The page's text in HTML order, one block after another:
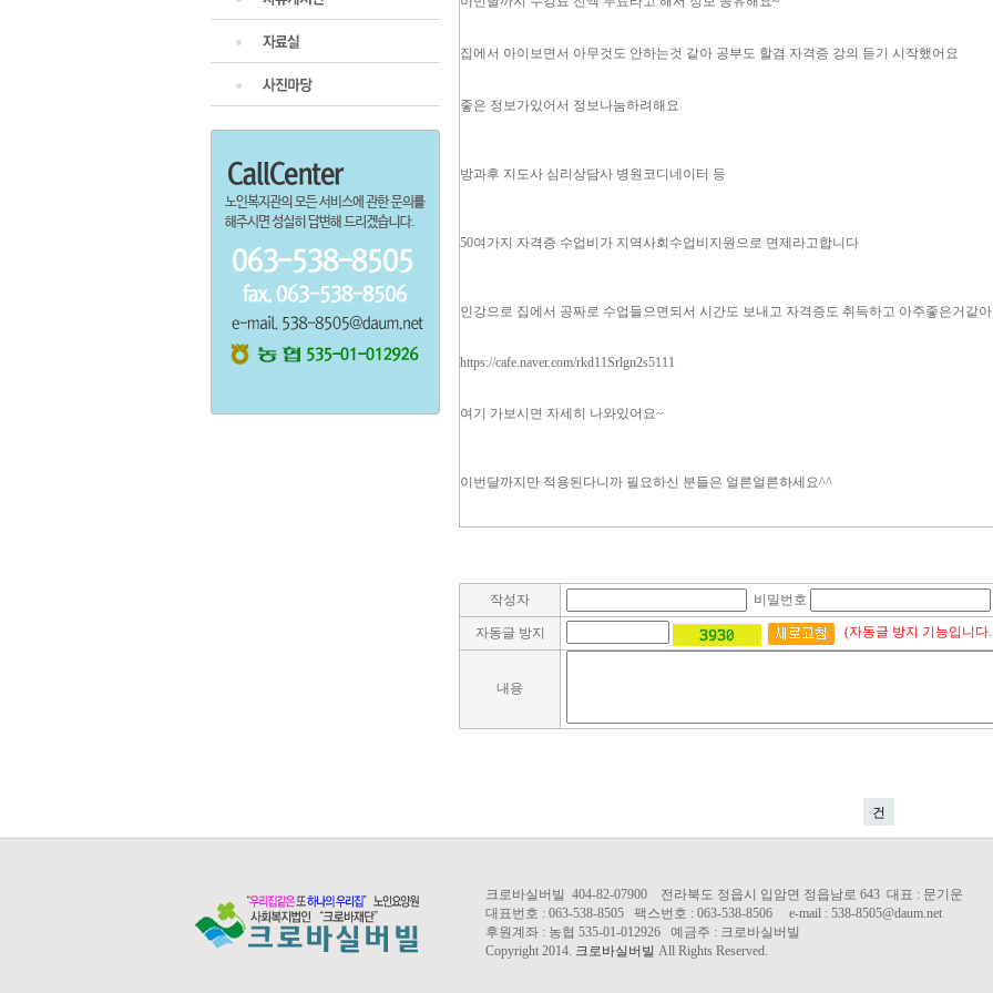
집에서 아이보면서 아무것도 안하는것 같아 공부도 할겸 자격증 강의 듣기 시작했어요
좋은 정보가있어서 정보나눔하려해요
방과후 지도사 심리상담사 병원코디네이터 등
50여가지 자격증 수업비가 지역사회수업비지원으로 면제라고합니다
인강으로 집에서 공짜로 수업들으면되서 시간도 보내고 자격증도 취득하고 아주좋은거같
https://cafe.naver.com/rkd11Srlgn2s5111
여기 가보시면 자세히 나와있어요~
이번달까지만 적용된다니까 필요하신 분들은 얼른얼른하세요^^
작성자 비밀번호
자동글 방지 (자동글 방지 기능입니
내용
건
크로바실버빌 404-82-07900 전라북도 정읍시 입암면 정읍남로 643 대표 : 문기운
대표번호 : 063-538-8505 팩스번호 : 063-538-8506 e-mail : 538-8505@daum.net
후원계좌 : 농협 535-01-012926 예금주 : 크로바실버빌
Copyright 2014. 크로바실버빌 All Rights Reserved.